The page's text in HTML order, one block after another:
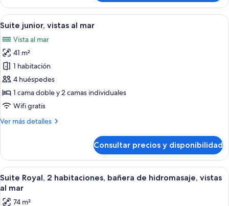
individuales,
vistas
al
mar
con
cama
o
2
individuales,
vistas
al
mar
Abrir
todas
las
fotos
de
Suite
junior,
vistas
mar
Habitación de hotel con una cama
10
Suite junior, vistas al mar
Vista al mar
41 m²
1 habitación
4 huéspedes
1 cama doble y 2 camas individuales
Wifi gratis
Ver más detalles
Más
junior,
vistas
al
mar
Consultar precios y disponibilidad
Abrir
todas
las
Un balcón con vistas al mar, muebles
13
Suite Royal, 2 habitaciones, bañera de hidromasaje, vistas
al mar
74 m²